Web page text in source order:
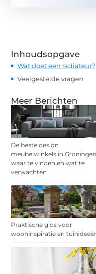
Inhoudsopgave
Wat doet een radiateur?
Veelgestelde vragen
Meer Berichten
De beste design
meubelwinkels in
waar te vinden en wat te
verwachten
Praktische gids voor
wooninspiratie en